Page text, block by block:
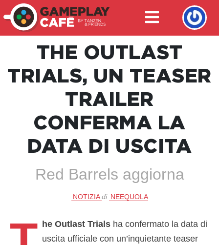
THE OUTLAST
TRIALS, UN TEASER
TRAILER
CONFERMA LA
DATA DI USCITA
Red Barrels aggiorna
NOTIZIA di NEEQUOLA
he Outlast Trials ha confermato la data di
uscita ufficiale con un’inquietante teaser